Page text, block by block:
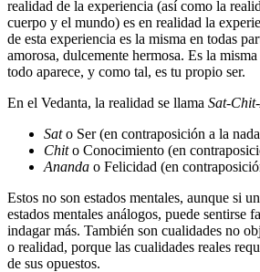
realidad de la experiencia (así como la
cuerpo y el mundo) es en realidad la
de esta experiencia es la misma en todas
amorosa, dulcemente hermosa. Es la
todo aparece, y como tal, es tu propio ser.
En el Vedanta, la realidad se llama Sat-
Sato Ser (en contraposición a la
Chito Conocimiento (en
Ananda o Felicidad (en
Estos no son estados mentales, aunque si
estados mentales análogos, puede sentirse
indagar más. También son cualidades no
o realidad, porque las cualidades reales
de sus opuestos.